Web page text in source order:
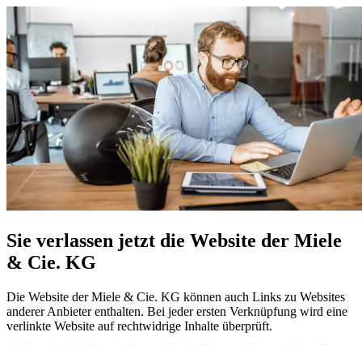
Sie verlassen jetzt die Website der Miele
& Cie. KG
Die Website der Miele & Cie. KG können auch Links zu Websites
anderer Anbieter enthalten. Bei jeder ersten Verknüpfung wird eine
verlinkte Website auf rechtwidrige Inhalte überprüft.